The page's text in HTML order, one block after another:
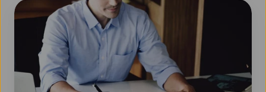
Power
BI
Update
2026